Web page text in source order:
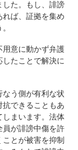
した。もし、誹謗
れば、証拠を集め
意に動かず弁護
たことで解決に
う側が有利な状
できることもあ
しまいます。法体
員が誹謗中傷を許
とが被害を抑制